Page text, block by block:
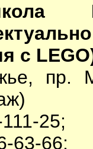
школа
с
пр.
25;
63-66;